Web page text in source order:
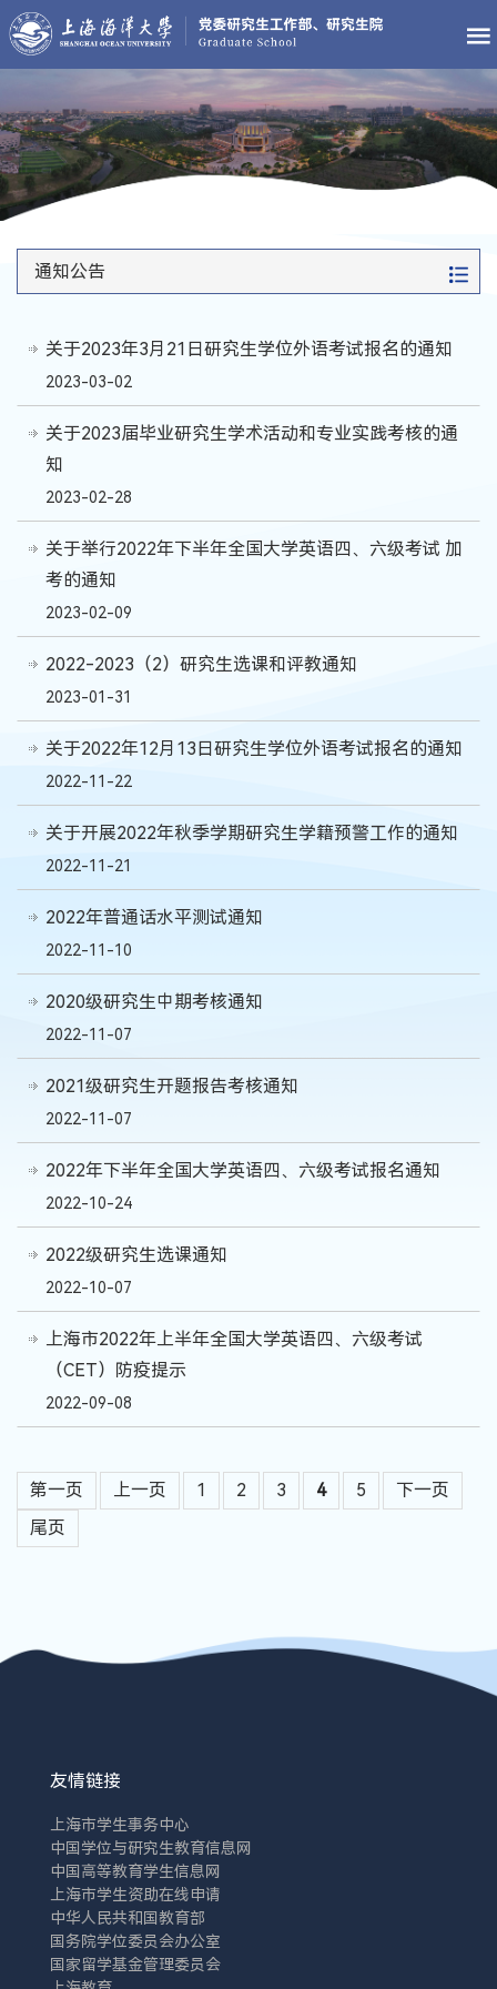
通知公告
关于2023年3月21日研究生学位外语考试报名的通知
2023-03-02
关于2023届毕业研究生学术活动和专业实践考核的通
知
2023-02-28
关于举行2022年下半年全国大学英语四、六级考试 加
考的通知
2023-02-09
2022-2023（2）研究生选课和评教通知
2023-01-31
关于2022年12月13日研究生学位外语考试报名的通知
2022-11-22
关于开展2022年秋季学期研究生学籍预警工作的通知
2022-11-21
2022年普通话水平测试通知
2022-11-10
2020级研究生中期考核通知
2022-11-07
2021级研究生开题报告考核通知
2022-11-07
2022年下半年全国大学英语四、六级考试报名通知
2022-10-24
2022级研究生选课通知
2022-10-07
上海市2022年上半年全国大学英语四、六级考试
（CET）防疫提示
2022-09-08
第一页 上一页 1 2 3 4 5
下一页
尾页
友情链接
上海市学生事务中心
中国学位与研究生教育信息网
中国高等教育学生信息网
上海市学生资助在线申请
中华人民共和国教育部
国务院学位委员会办公室
国家留学基金管理委员会